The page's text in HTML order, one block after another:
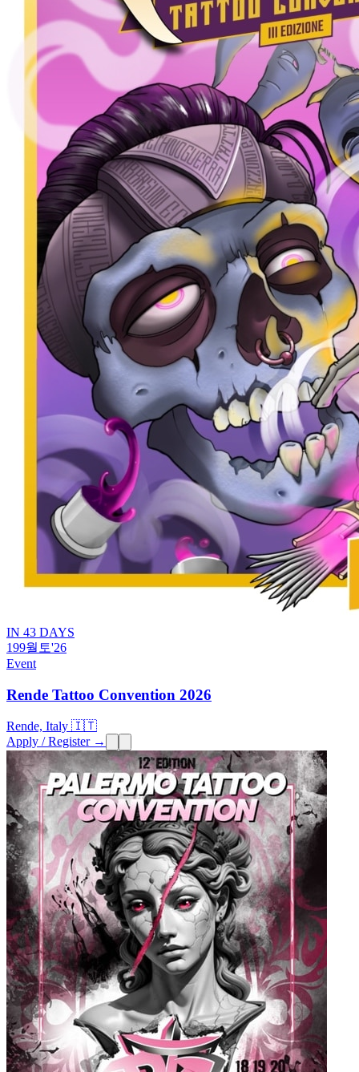
IN 43 DAYS
199월 토'26
Event
Rende Tattoo Convention 2026
Rende, Italy 🇮🇹
Apply / Register →